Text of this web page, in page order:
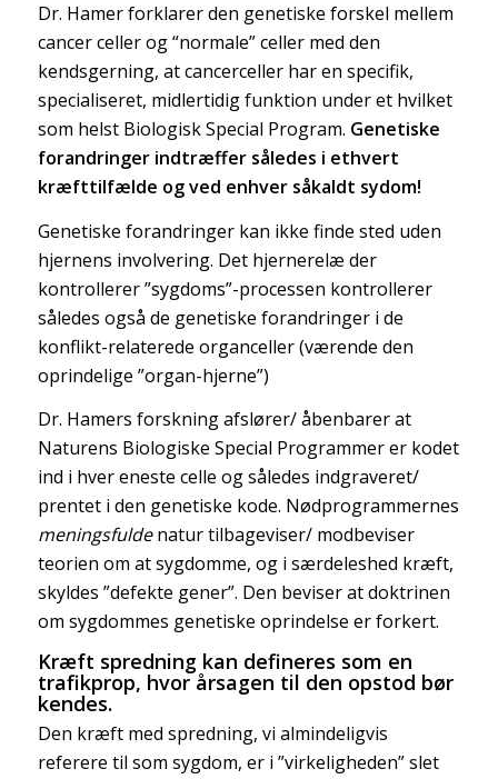
Dr. Hamer forklarer den genetiske forskel mellem
cancer celler og “normale” celler med den
kendsgerning, at cancerceller har en specifik,
specialiseret, midlertidig funktion under et hvilket
som helst Biologisk Special Program. Genetiske
forandringer indtræffer således i ethvert
kræfttilfælde og ved enhver såkaldt sydom!
Genetiske forandringer kan ikke finde sted uden
hjernens involvering. Det hjernerelæ der
kontrollerer ”sygdoms”-processen kontrollerer
således også de genetiske forandringer i de
konflikt-relaterede organceller (værende den
oprindelige ”organ-hjerne”)
Dr. Hamers forskning afslører/ åbenbarer at
Naturens Biologiske Special Programmer er kodet
ind i hver eneste celle og således indgraveret/
prentet i den genetiske kode. Nødprogrammernes
meningsfuldenatur tilbageviser/ modbeviser
teorien om at sygdomme, og i særdeleshed kræft,
skyldes ”defekte gener”. Den beviser at doktrinen
om sygdommes genetiske oprindelse er forkert.
Kræft spredning kan defineres som en
trafikprop, hvor årsagen til den opstod bør
kendes.
Den kræft med spredning, vi almindeligvis
referere til som sygdom, er i ”virkeligheden” slet